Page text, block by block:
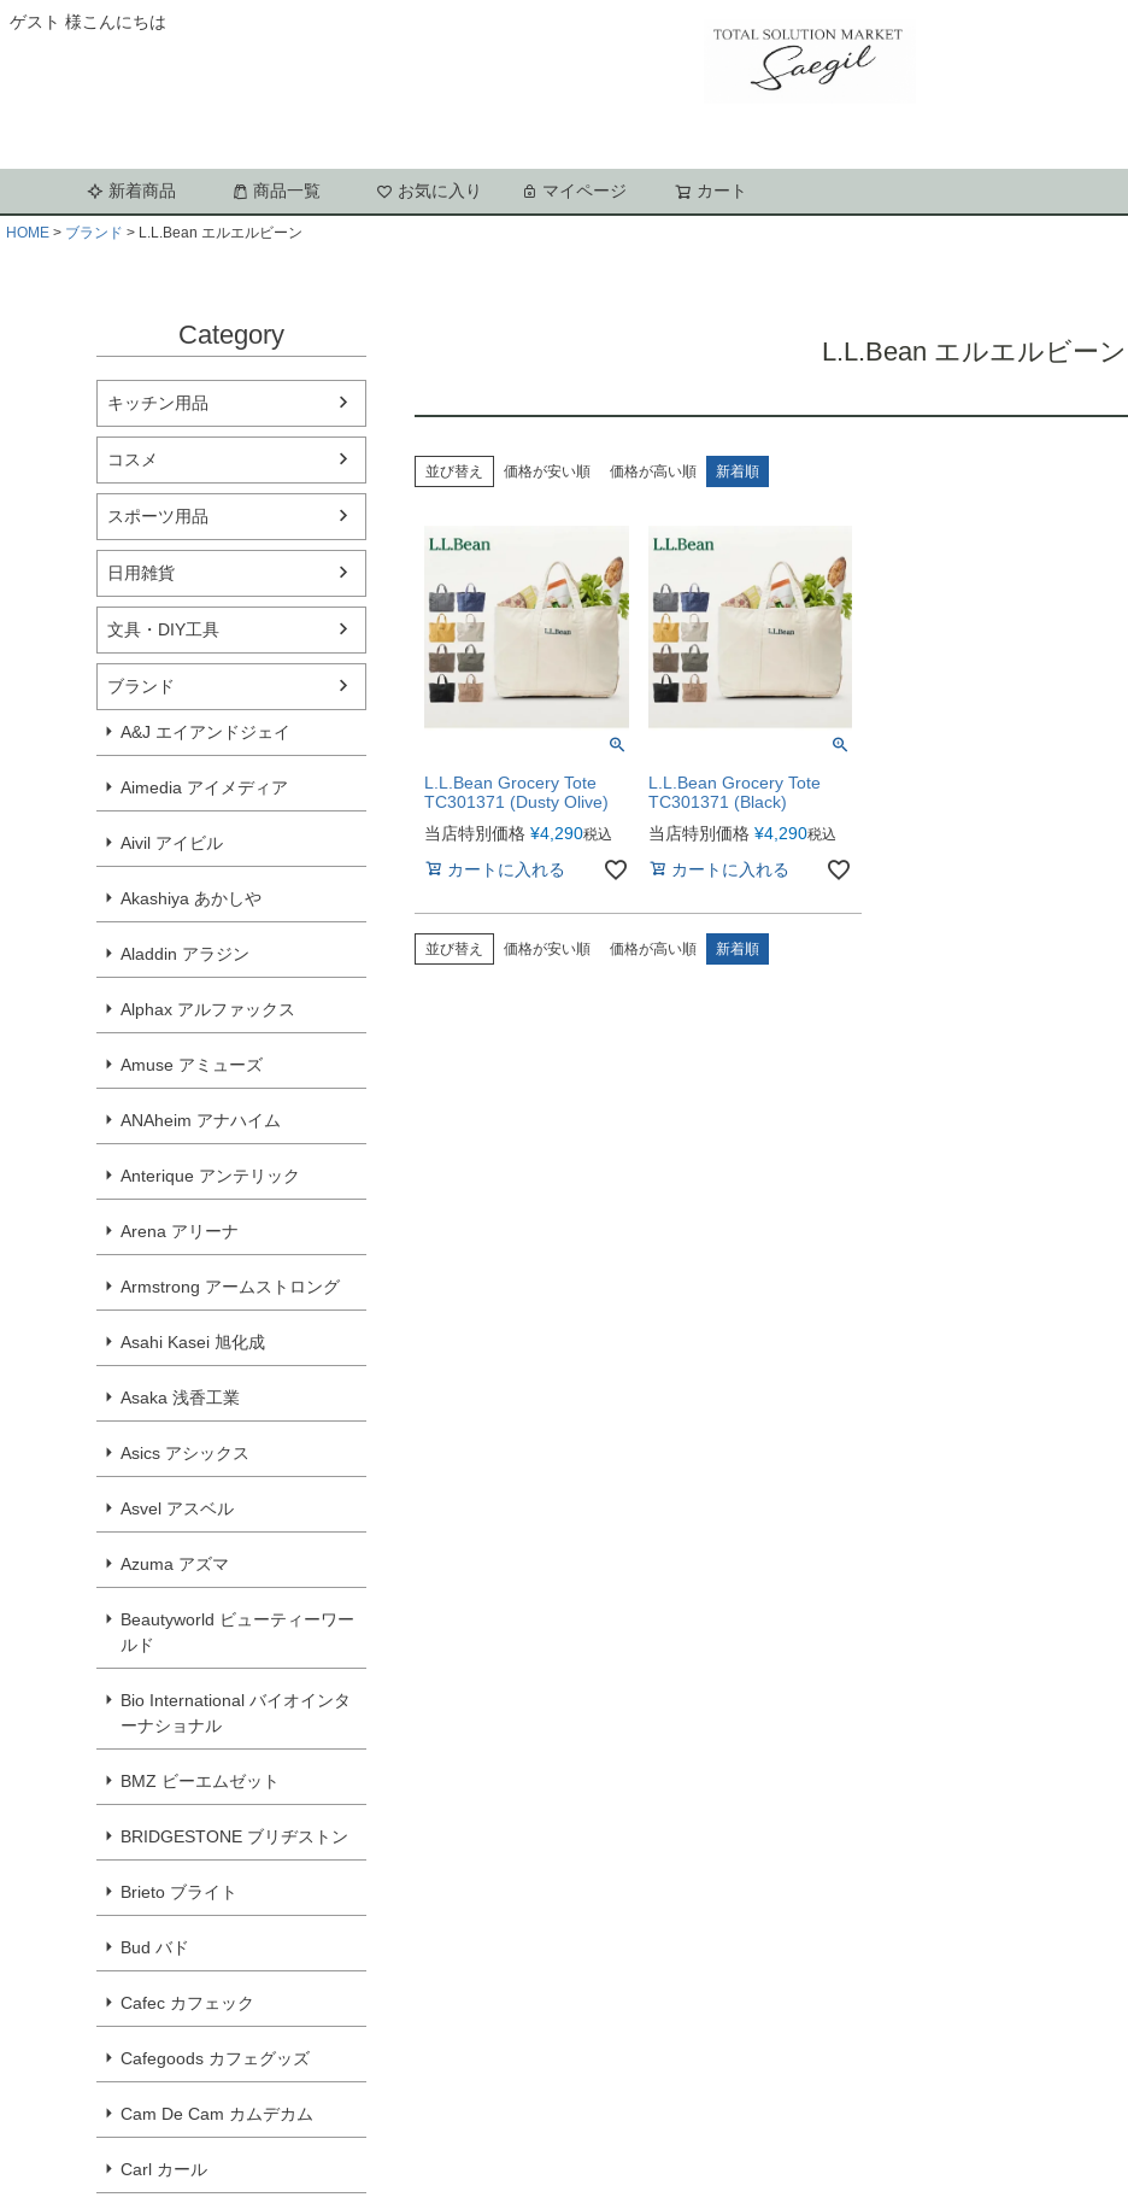
ゲスト 様こんにちは
新着商品 商品一覧 お気に入り マイページ カート
HOME ブランド L.L.Bean エルエルビーン
Category
キッチン用品
コスメ
スポーツ用品
日用雑貨
文具・DIY工具
ブランド
A&J エイアンドジェイ
Aimedia アイメディア
Aivil アイビル
Akashiya あかしや
Aladdin アラジン
Alphax アルファックス
Amuse アミューズ
ANAheim アナハイム
Anterique アンテリック
Arena アリーナ
Armstrong アームストロング
Asahi Kasei 旭化成
Asaka 浅香工業
Asics アシックス
Asvel アスベル
Azuma アズマ
Beautyworld ビューティーワー
ルド
Bio International バイオインタ
ーナショナル
BMZ ビーエムゼット
BRIDGESTONE ブリヂストン
Brieto ブライト
Bud バド
Cafec カフェック
Cafegoods カフェグッズ
Cam De Cam カムデカム
Carl カール
L.L.Bean エルエルビーン
並び替え 価格が安い順 価格が高い順 新着順
L.L.Bean Grocery Tote
TC301371 (Dusty Olive)
当店特別価格 ¥4,290税込
カートに入れる
L.L.Bean Grocery Tote
TC301371 (Black)
当店特別価格 ¥4,290税込
カートに入れる
並び替え 価格が安い順 価格が高い順 新着順